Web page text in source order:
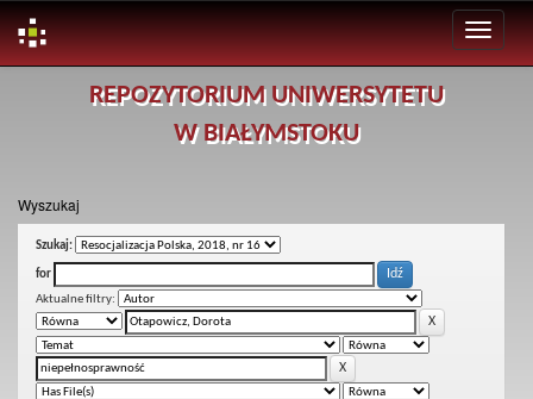
REPOZYTORIUM UNIWERSYTETU
W BIAŁYMSTOKU
Wyszukaj
Szukaj:
for
Aktualne filtry: